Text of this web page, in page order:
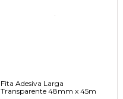
Fita Adesiva Larga
Transparente 48mm x 45m